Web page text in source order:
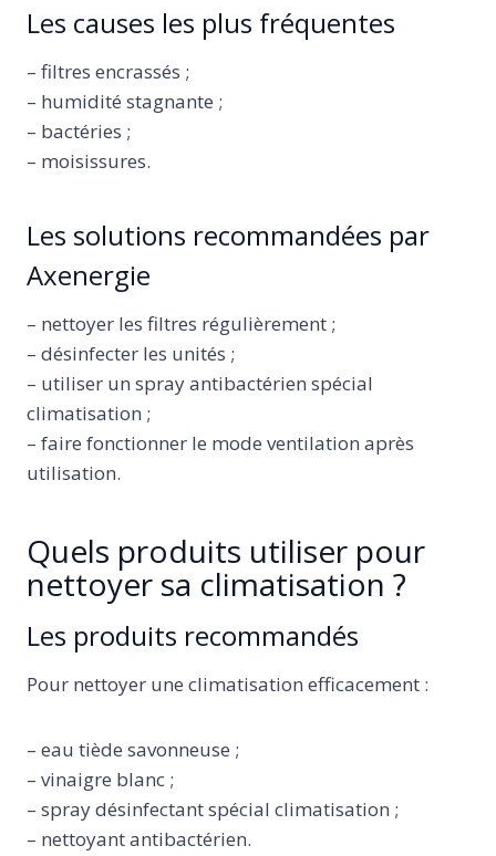
Les causes les plus fréquentes
– filtres encrassés ;
– humidité stagnante ;
– bactéries ;
– moisissures.
Les solutions recommandées par
Axenergie
– nettoyer les filtres régulièrement ;
– désinfecter les unités ;
– utiliser un spray antibactérien spécial
climatisation ;
– faire fonctionner le mode ventilation après
utilisation.
Quels produits utiliser pour
nettoyer sa climatisation ?
Les produits recommandés
Pour nettoyer une climatisation efficacement :
– eau tiède savonneuse ;
– vinaigre blanc ;
– spray désinfectant spécial climatisation ;
– nettoyant antibactérien.